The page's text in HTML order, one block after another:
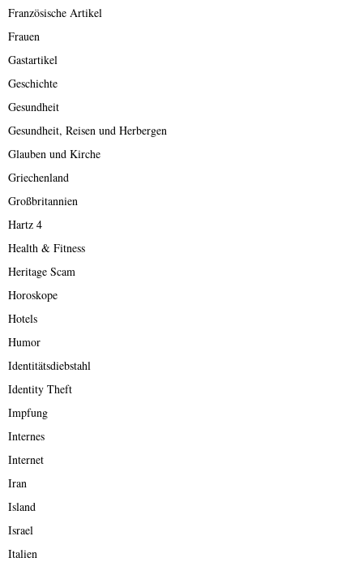
Französische Artikel
Frauen
Gastartikel
Geschichte
Gesundheit
Gesundheit, Reisen und Herbergen
Glauben und Kirche
Griechenland
Großbritannien
Hartz 4
Health & Fitness
Heritage Scam
Horoskope
Hotels
Humor
Identitätsdiebstahl
Identity Theft
Impfung
Internes
Internet
Iran
Island
Israel
Italien